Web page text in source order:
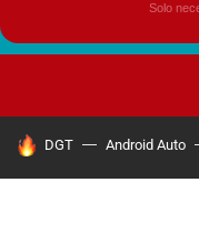
HOY SE HABLA DE
DGT Android Auto
Solo